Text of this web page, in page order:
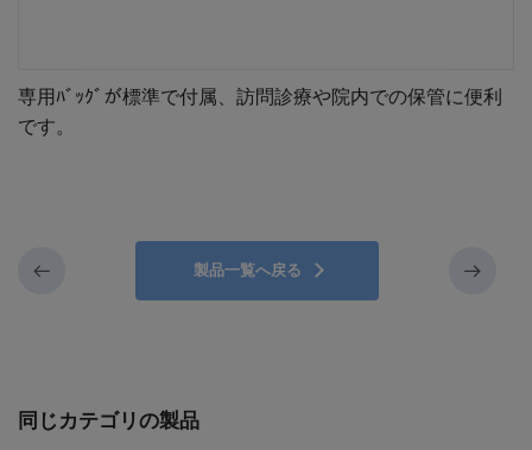
専用ﾊﾞｯｸﾞが標準で付属、訪問診療や院内での保管に便利
です。
製品一覧へ戻る
同じカテゴリの製品